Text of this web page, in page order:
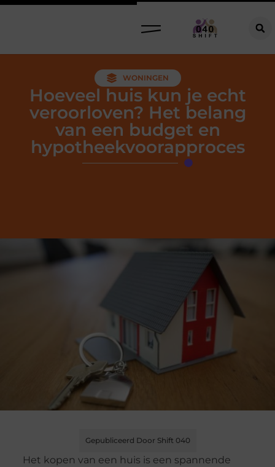
WONINGEN
Hoeveel huis kun je echt
veroorloven? Het belang
van een budget en
hypotheekvoorapproces
Gepubliceerd Door Shift 040
Het kopen van een huis is een spannende